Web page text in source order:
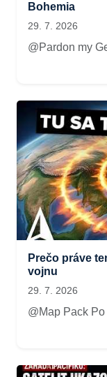
Bohemia
29. 7. 2026
@Pardon my
Prečo práve
vojnu
29. 7. 2026
@Map Pack